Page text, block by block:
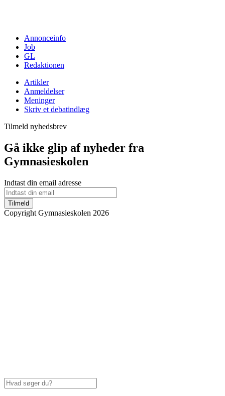
Annonceinfo
Job
GL
Redaktionen
Artikler
Anmeldelser
Meninger
Skriv et debatindlæg
Tilmeld nyhedsbrev
Gå ikke glip af nyheder fra
Gymnasieskolen
Indtast din email adresse
Tilmeld
Copyright Gymnasieskolen 2026